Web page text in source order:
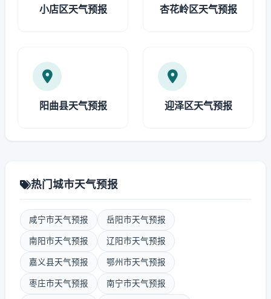
小店区天气预报 杏花岭区天气预报
阳曲县天气预报 迎泽区天气预报
热门城市天气预报
咸宁市天气预报 岳阳市天气预报
南阳市天气预报 辽阳市天气预报
嘉义县天气预报 鄂州市天气预报
枣庄市天气预报 南宁市天气预报